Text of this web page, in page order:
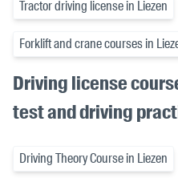
Tractor driving license in Liezen
Forklift and crane courses in
Driving license
test and driving
Driving Theory Course in Liezen